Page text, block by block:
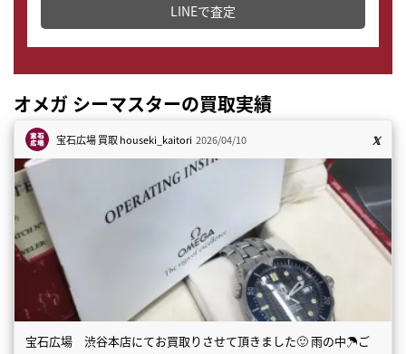
LINEで査定
オメガ シーマスターの買取実績
宝石広場 買取houseki_kaitori 2026/04/10
宝石広場 渋谷本店にてお買取りさせて頂きました🙂 雨の中☂️ご